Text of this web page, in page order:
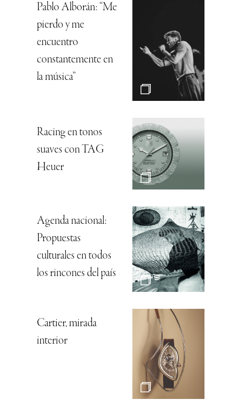
Pablo Alborán: “Me
pierdo y me
encuentro
constantemente en
la música”
Racing en tonos
suaves con TAG
Heuer
Agenda nacional:
Propuestas
culturales en todos
los rincones del país
Cartier, mirada
interior